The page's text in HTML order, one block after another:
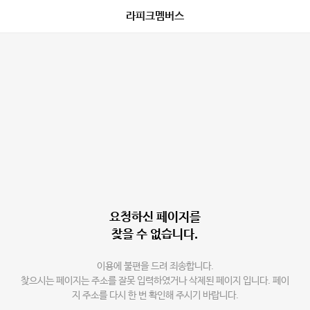
라피크멤버스
요청하신 페이지를
찾을 수 없습니다.
이용에 불편을 드려 죄송합니다.
찾으시는 페이지는 주소를 잘못 입력하였거나 삭제된 페이지 입니다. 페이
지 주소를 다시 한 번 확인해 주시기 바랍니다.